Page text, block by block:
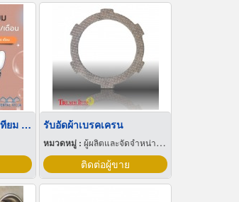
รีวิวจากคนไข้ใช้รากเทียม คลินิกบางแสน รับอัดผ้าเบรคเครน
หมวดหมู่ :ผู้ผลิตและจัดจำหน่ายผ้าเบรก
ติดต่อผู้ขาย